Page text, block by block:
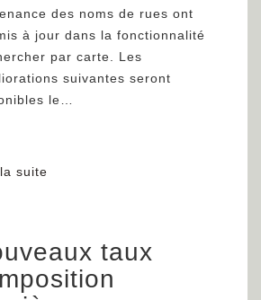
des noms de rues ont
à jour dans la fonctionnalité
par carte. Les
suivantes seront
le…
suite
taux